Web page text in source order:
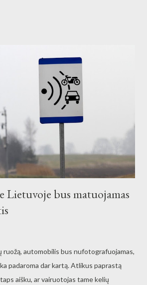
Lietuvoje bus matuojamas
ruožą, automobilis bus nufotografuojamas,
padaroma dar kartą. Atlikus paprastą
aišku, ar vairuotojas tame kelių